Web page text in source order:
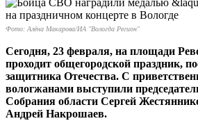
Фото: Алёна Макарова/ИА "Вологда Регион"
Сегодня, 23 февраля, на площади
проходит общегородской праздник,
защитника Отечества. С
вологжанами выступили
Собрания области Сергей
Андрей Накрошаев.